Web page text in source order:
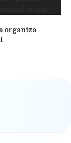
organiza